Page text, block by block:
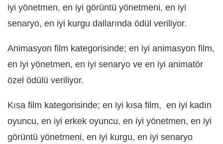
iyi yönetmen, en iyi görüntü yönetmeni, en iyi
senaryo, en iyi kurgu dallarında ödül veriliyor.
Animasyon film kategorisinde; en iyi animasyon film,
en iyi yönetmen, en iyi senaryo ve en iyi animatör
özel ödülü veriliyor.
Kısa film kategorisinde; en iyi kısa film, en iyi kadın
oyuncu, en iyi erkek oyuncu, en iyi yönetmen, en iyi
görüntü yönetmeni, en iyi kurgu, en iyi senaryo